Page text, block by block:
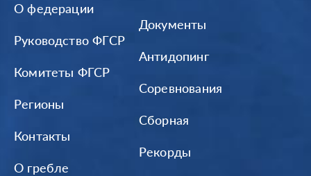
О федерации
Руководство ФГСР
Комитеты ФГСР
Регионы
Контакты
О гребле
Документы
Антидопинг
Соревнования
Сборная
Рекорды